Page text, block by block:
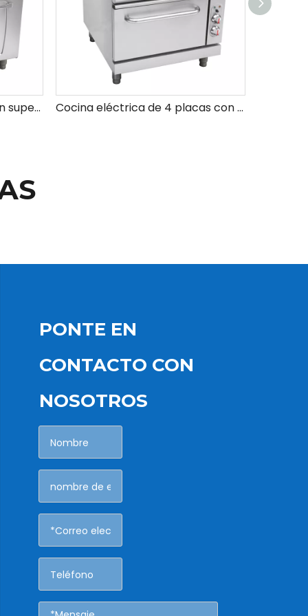
Cocina de gas premium con superficie antiadherente para una fácil limpieza Cocina eléctrica de 4 placas con precio de horno
PONTE EN
CONTACTO CON
NOSOTROS